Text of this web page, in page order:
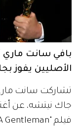
بافي سانت
الأصليين يفوز
تشاركت سانت ماري
فيلم "An Officer and A Gentleman".